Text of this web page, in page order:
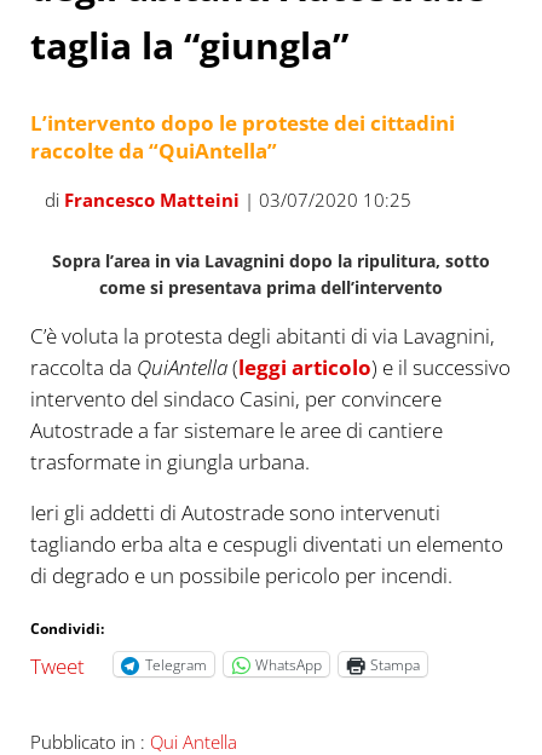
taglia la “giungla”
L’intervento dopo le proteste dei cittadini
raccolte da “QuiAntella”
di Francesco Matteini | 03/07/2020 10:25
Sopra l’area in via Lavagnini dopo la ripulitura, sotto
come si presentava prima dell’intervento
C’è voluta la protesta degli abitanti di via Lavagnini,
raccolta da QuiAntella(leggi articolo) e il successivo
intervento del sindaco Casini, per convincere
Autostrade a far sistemare le aree di cantiere
trasformate in giungla urbana.
Ieri gli addetti di Autostrade sono intervenuti
tagliando erba alta e cespugli diventati un elemento
di degrado e un possibile pericolo per incendi.
Condividi:
Tweet Telegram WhatsApp Stampa
Pubblicato in : Qui Antella